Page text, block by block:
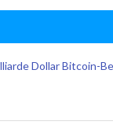
Dollar Bitcoin-